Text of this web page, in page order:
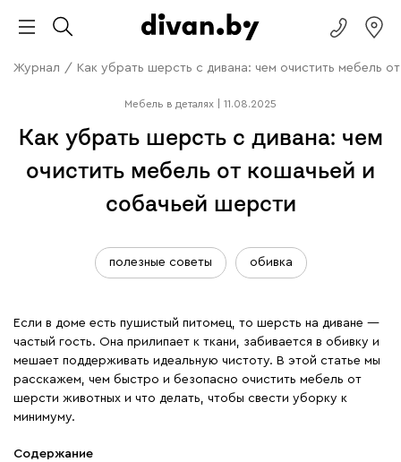
Журнал / Как убрать шерсть с дивана: чем очистить мебель
Мебель в деталях 11.08.2025
Как убрать шерсть с дивана: чем
очистить мебель от кошачьей и
собачьей шерсти
полезные советы обивка
Если в доме есть пушистый питомец, то шерсть на диване —
частый гость. Она прилипает к ткани, забивается в обивку и
мешает поддерживать идеальную чистоту. В этой статье мы
расскажем, чем быстро и безопасно очистить мебель от
шерсти животных и что делать, чтобы свести уборку к
минимуму.
Содержание